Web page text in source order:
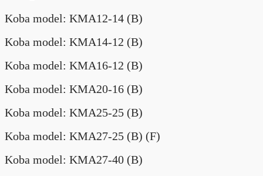
Koba model: KMA12-14 (B)
Koba model: KMA14-12 (B)
Koba model: KMA16-12 (B)
Koba model: KMA20-16 (B)
Koba model: KMA25-25 (B)
Koba model: KMA27-25 (B) (F)
Koba model: KMA27-40 (B)